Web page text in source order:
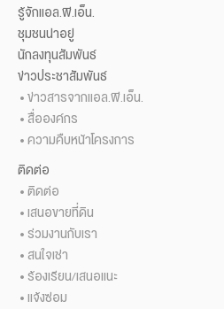
รู้จักแอล.พี.เอ็น.
ชุมชนน่าอยู่
นักลงทุนสัมพันธ์
ข่าวประชาสัมพันธ์
ข่าวสารจากแอล.พี.เอ็น.
สื่อองค์กร
ความคืบหน้าโครงการ
ติดต่อ
ติดต่อ
เสนอขายที่ดิน
ร่วมงานกับเรา
สนใจเช่า
ร้องเรียน/เสนอแนะ
แจ้งซ่อม